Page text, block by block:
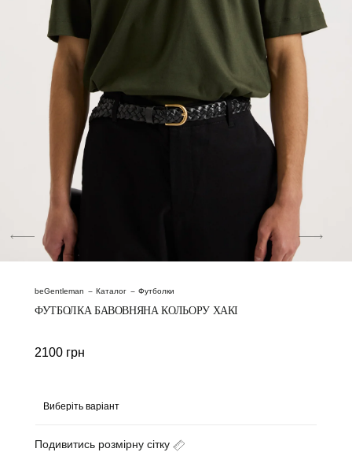
beGentleman Каталог Футболки
ФУТБОЛКА БАВОВНЯНА КОЛЬОРУ ХАКІ
2100 грн
Подивитись розмірну сітку